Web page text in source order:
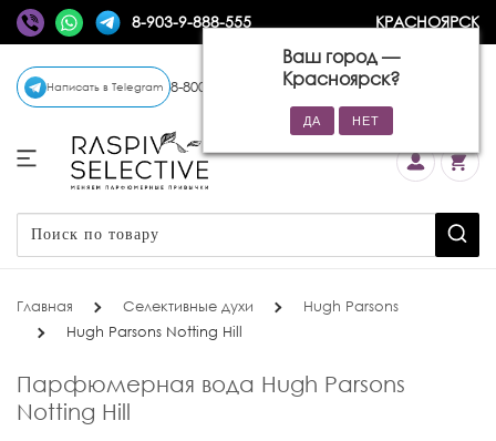
8-903-9-888-555 КРАСНОЯРСК
Ваш город —
Красноярск?
Написать в Telegram 8-800-770-72-34 (бесплатно)
Главная Селективные духи
Hugh Parsons
Hugh Parsons Notting Hill
Парфюмерная вода Hugh Parsons
Notting Hill